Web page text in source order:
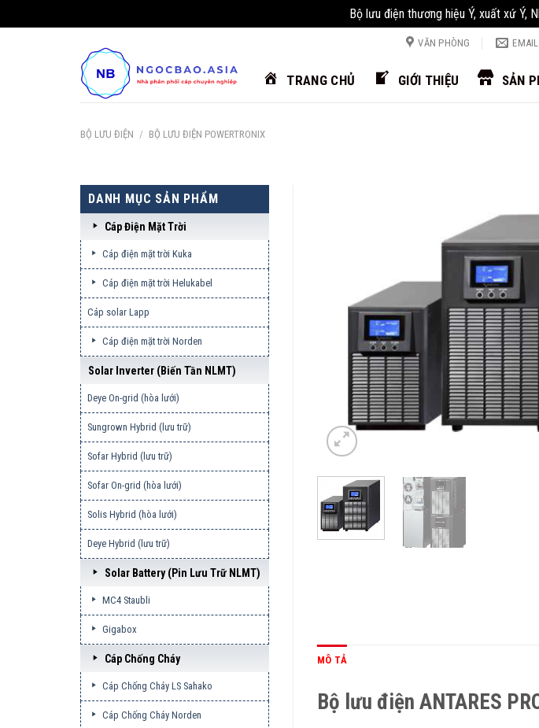
Bộ lưu điện thương hiệu Ý, xuất xứ Ý,
VĂN PHÒNG EMAIL
TRANG CHỦ GIỚI THIỆU SẢN
BỘ LƯU ĐIỆN / BỘ LƯU ĐIỆN POWERTRONIX
DANH MỤC SẢN PHẨM
Cáp Điện Mặt Trời
Cáp điện mặt trời Kuka
Cáp điện mặt trời Helukabel
Cáp solar Lapp
Cáp điện mặt trời Norden
Solar Inverter (biến Tần NLMT)
Deye On-grid (hòa lưới)
Sungrown Hybrid (lưu trữ)
Sofar Hybrid (lưu trữ)
Sofar On-grid (hòa lưới)
Solis Hybrid (hòa lưới)
Deye Hybrid (lưu trữ)
Solar Battery (pin Lưu Trữ NLMT)
MC4 Staubli
Gigabox
Cáp Chống Cháy
Cáp Chống Cháy LS Sahako
Cáp Chống Cháy Norden
MÔ TẢ
Bộ lưu điện ANTARES